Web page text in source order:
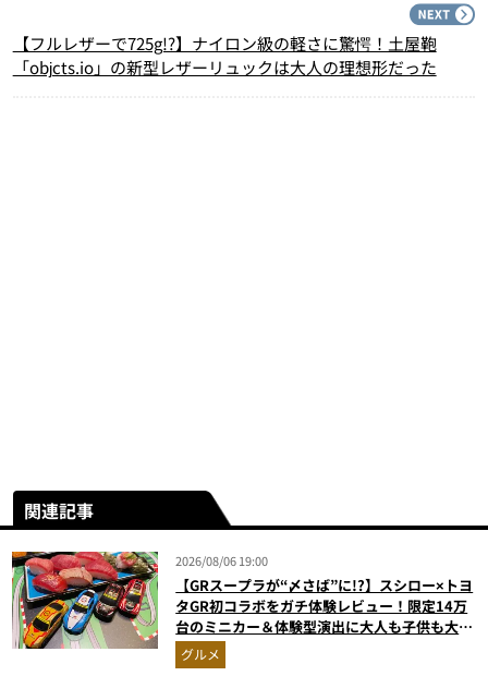
【フルレザーで725g!?】ナイロン級の軽さに驚愕！土屋鞄
「objcts.io」の新型レザーリュックは大人の理想形だった
関連記事
2026/08/06 19:00
【GRスープラが“〆さば”に!?】スシロー×トヨ
タGR初コラボをガチ体験レビュー！限定14万
台のミニカー＆体験型演出に大人も子供も大興
奮間違いなし
グルメ